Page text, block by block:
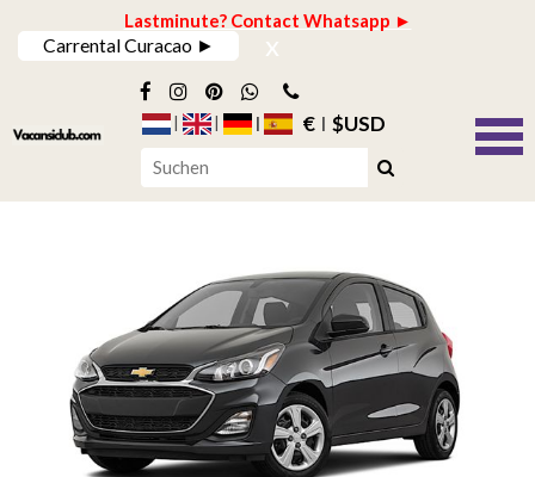
Lastminute? Contact Whatsapp ►
Carrental Curacao ► x
€ $USD